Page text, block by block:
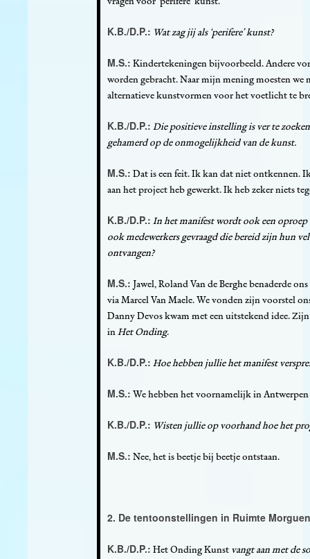
K.B./D.P.: Wat zag jij als ‘perifere’ kunst?
M.S.: Kindertekeningen bijvoorbeeld. Andere
worden gebracht. Naar mijn mening moesten we
alternatieve kunstvormen voor het voetlicht te
K.B./D.P.: Die positieve instelling is ver te
gehamerd op de onmogelijkheid van de kunst.
M.S.: Dat is een feit. Ik kan dat niet ontkennen.
aan het project heb gewerkt. Ik heb zeker niets
K.B./D.P.: In het manifest wordt ook een oproep
ook medewerkers gevraagd die bereid zijn hun
ontvangen?
M.S.: Jawel, Roland Van de Berghe benaderde
via Marcel Van Maele. We vonden zijn voorstel
Danny Devos kwam met een uitstekend idee.
inHet Onding.
K.B./D.P.: Hoe hebben jullie het manifest
M.S.: We hebben het voornamelijk in Antwerpen
K.B./D.P.: Wisten jullie op voorhand hoe het
M.S.: Nee, het is beetje bij beetje ontstaan.
2. De tentoonstellingen in Ruimte Morguen
K.B./D.P.: Het Onding Kunst vangt aan met de